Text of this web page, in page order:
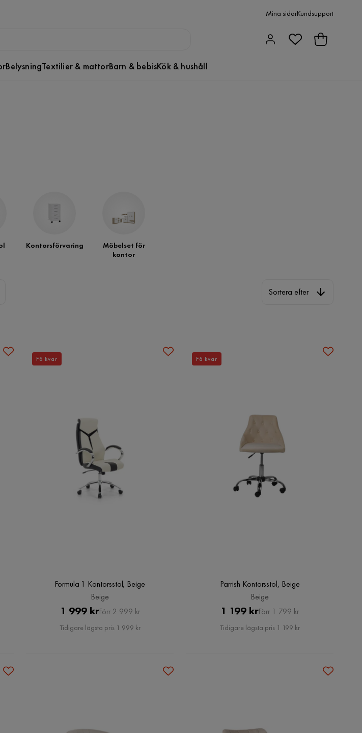
Mina sidorKundsupport
BelysningTextilier & mattorBarn & bebisKök & hushåll
Kontorsförvaring
Möbelset för
kontor
Sortera efter
Formula 1 Kontorsstol, Beige
Beige
Pris
1 999 krOriginal
Pris
Förr 2 999 kr
Tidigare lägsta pris 1 999 kr
Få kvar
Parrish Kontorsstol, Beige
Beige
Pris
1 199 krOriginal
Pris
Förr 1 799 kr
Tidigare lägsta pris 1 199 kr
Få kvar